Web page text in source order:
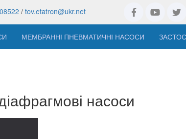
/ tov.etatron@ukr.net
МЕМБРАННІ ПНЕВМАТИЧНІ НАСОСИ
насоси